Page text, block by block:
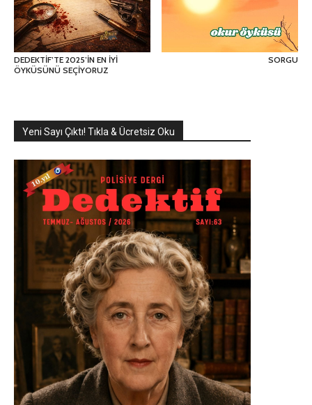
DEDEKTİF’TE 2025’İN EN İYİ
ÖYKÜSÜNÜ SEÇİYORUZ
SORGU
Yeni Sayı Çıktı! Tıkla & Ücretsiz Oku